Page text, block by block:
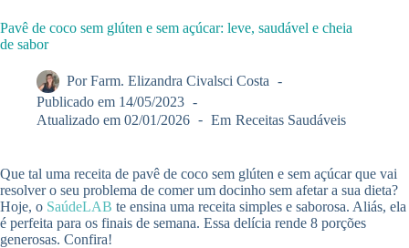
Pavê de coco sem glúten e sem açúcar: leve, saudável e cheia
de sabor
Por Farm. Elizandra Civalsci Costa
Publicado em 14/05/2023
Atualizado em 02/01/2026 Em Receitas Saudáveis
Que tal uma receita de pavê de coco sem glúten e sem açúcar que vai
resolver o seu problema de comer um docinho sem afetar a sua dieta?
Hoje, o SaúdeLAB te ensina uma receita simples e saborosa. Aliás, ela
é perfeita para os finais de semana. Essa delícia rende 8 porções
generosas. Confira!